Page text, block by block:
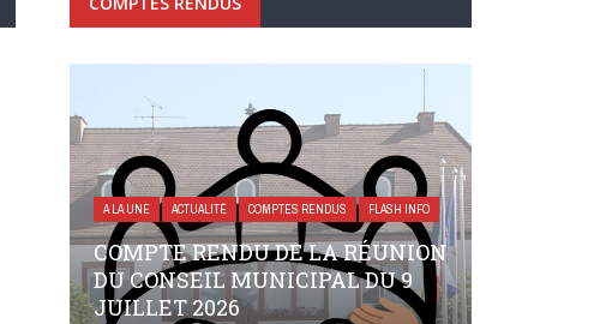
A LA UNE ACTUALITÉ COMPTES RENDUS FLASH INFO
COMPTE RENDU DE LA RÉUNION
DU CONSEIL MUNICIPAL DU 9
JUILLET 2026